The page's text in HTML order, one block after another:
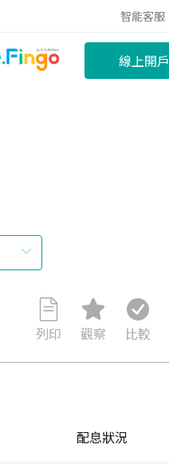
智能客服
線上開戶
列印 觀察 比較
配息狀況